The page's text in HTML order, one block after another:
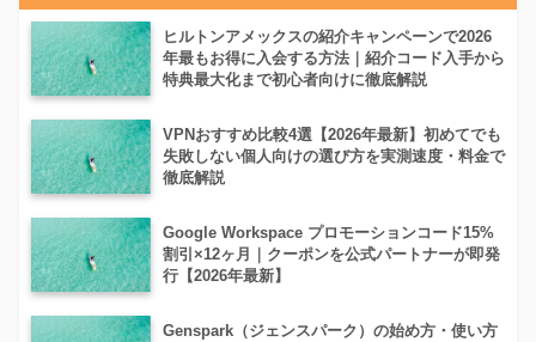
ヒルトンアメックスの紹介キャンペーンで2026
年最もお得に入会する方法｜紹介コード入手から
特典最大化まで初心者向けに徹底解説
VPNおすすめ比較4選【2026年最新】初めてでも
失敗しない個人向けの選び方を実測速度・料金で
徹底解説
Google Workspace プロモーションコード15%
割引×12ヶ月｜クーポンを公式パートナーが即発
行【2026年最新】
Genspark（ジェンスパーク）の始め方・使い方